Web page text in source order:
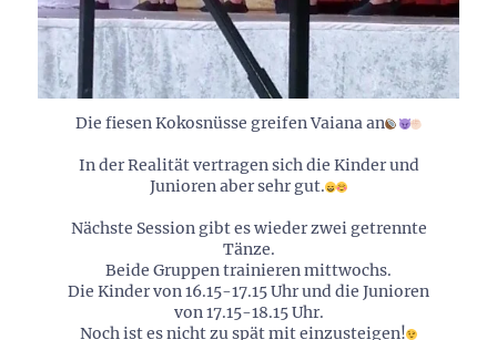
Die fiesen Kokosnüsse greifen Vaiana an
In der Realität vertragen sich die Kinder und
Junioren aber sehr gut.
Nächste Session gibt es wieder zwei getrennte
Tänze.
Beide Gruppen trainieren mittwochs.
Die Kinder von 16.15-17.15 Uhr und die Junioren
von 17.15-18.15 Uhr.
Noch ist es nicht zu spät mit einzusteigen!